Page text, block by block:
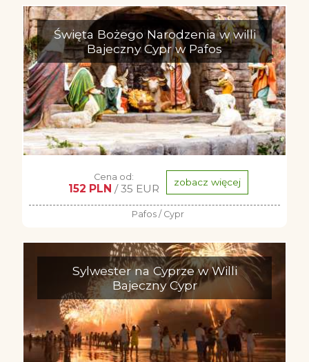
Święta Bożego Narodzenia w willi
Bajeczny Cypr w Pafos
Cena od:
152 PLN / 35 EUR zobacz więcej
Pafos / Cypr
Sylwester na Cyprze w Willi
Bajeczny Cypr